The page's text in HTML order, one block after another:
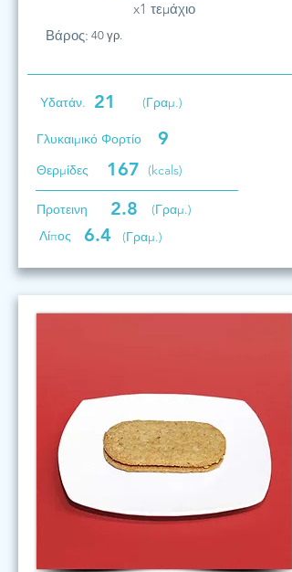
x1 τεμάχιο
Βάρος: 40 γρ.
Υδατάν. 21 (Γραμ.)
Γλυκαιμικό Φορτίο 9
Θερμίδες 167 (kcals)
Προτεινη 2.8
(Γραμ.)
Λίπος
6.4 (Γραμ.)